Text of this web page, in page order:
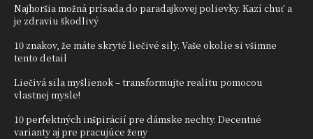
Najhoršia možná prísada do paradajkovej polievky. Kazí chuť a
je zdraviu škodlivý
10 znakov, že máte skryté liečivé sily. Vaše okolie si všimne
tento detail
Liečivá sila myšlienok – transformujte realitu pomocou
vlastnej mysle!
10 perfektných inšpirácií pre dámske nechty. Decentné
varianty aj pre pracujúce ženy